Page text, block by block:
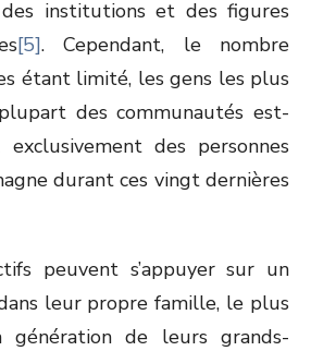
institutions et des figures
[5]. Cependant, le nombre
étant limité, les gens les plus
des communautés est-
des personnes
durant ces vingt dernières
peuvent s’appuyer sur un
leur propre famille, le plus
génération de leurs grands-